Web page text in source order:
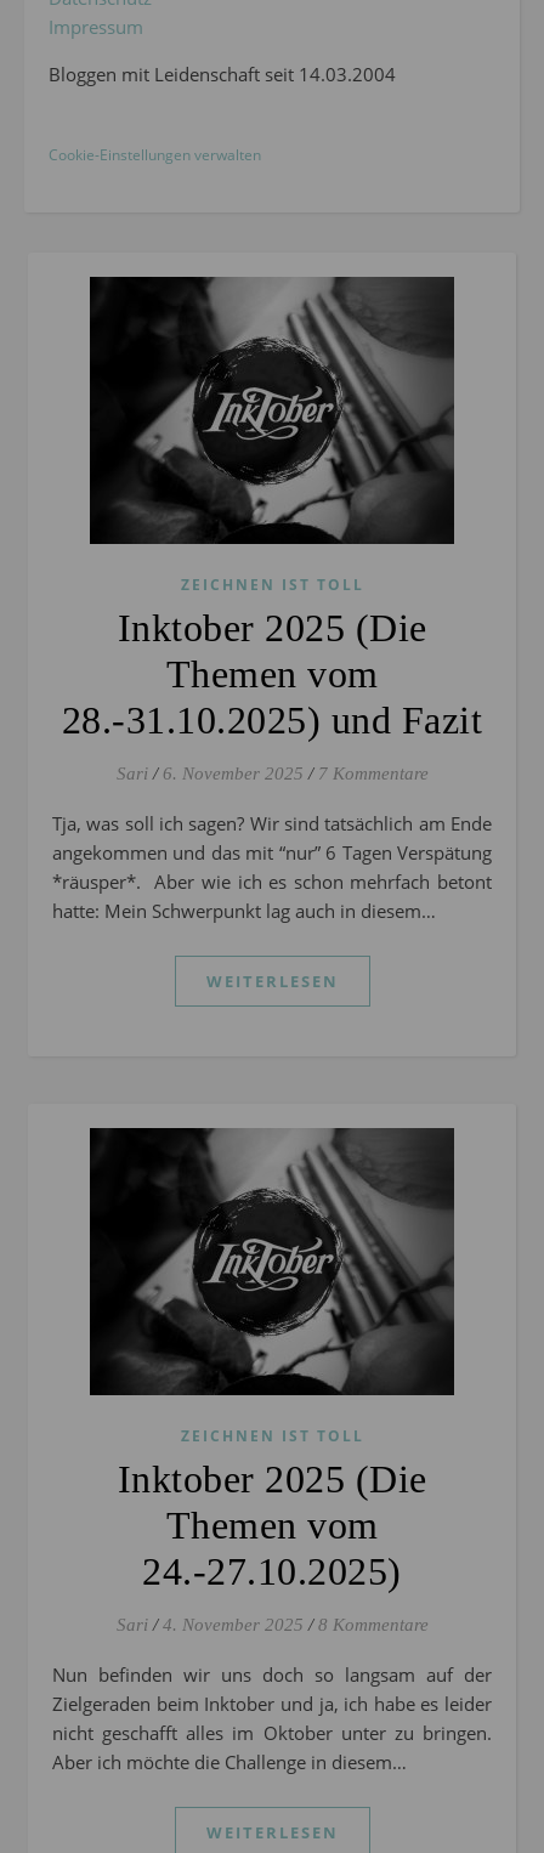
Impressum
Bloggen mit Leidenschaft seit 14.03.2004
Cookie-Einstellungen verwalten
ZEICHNEN IST TOLL
Inktober 2025 (Die
Themen vom
28.-31.10.2025) und Fazit
Sari / 6. November 2025 / 7 Kommentare
Tja, was soll ich sagen? Wir sind tatsächlich am Ende
angekommen und das mit “nur” 6 Tagen Verspätung
*räusper*. Aber wie ich es schon mehrfach betont
hatte: Mein Schwerpunkt lag auch in diesem…
WEITERLESEN
ZEICHNEN IST TOLL
Inktober 2025 (Die
Themen vom
24.-27.10.2025)
Sari / 4. November 2025 / 8 Kommentare
Nun befinden wir uns doch so langsam auf der
Zielgeraden beim Inktober und ja, ich habe es leider
nicht geschafft alles im Oktober unter zu bringen.
Aber ich möchte die Challenge in diesem…
WEITERLESEN